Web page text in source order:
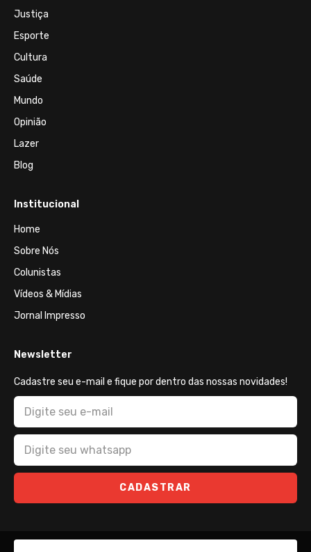
Justiça
Esporte
Cultura
Saúde
Mundo
Opinião
Lazer
Blog
Institucional
Home
Sobre Nós
Colunistas
Vídeos & Mídias
Jornal Impresso
Newsletter
Cadastre seu e-mail e fique por dentro das nossas novidades!
CADASTRAR